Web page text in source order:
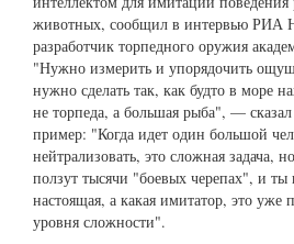
животных, сообщил в интервью РИА
разработчик торпедного оружия
"Нужно измерить и упорядочить
нужно сделать так, как будто в море
не торпеда, а большая рыба", —
пример: "Когда идет один большой
нейтрализовать, это сложная задача,
ползут тысячи "боевых черепах", и ты
настоящая, а какая имитатор, это уже
уровня сложности".